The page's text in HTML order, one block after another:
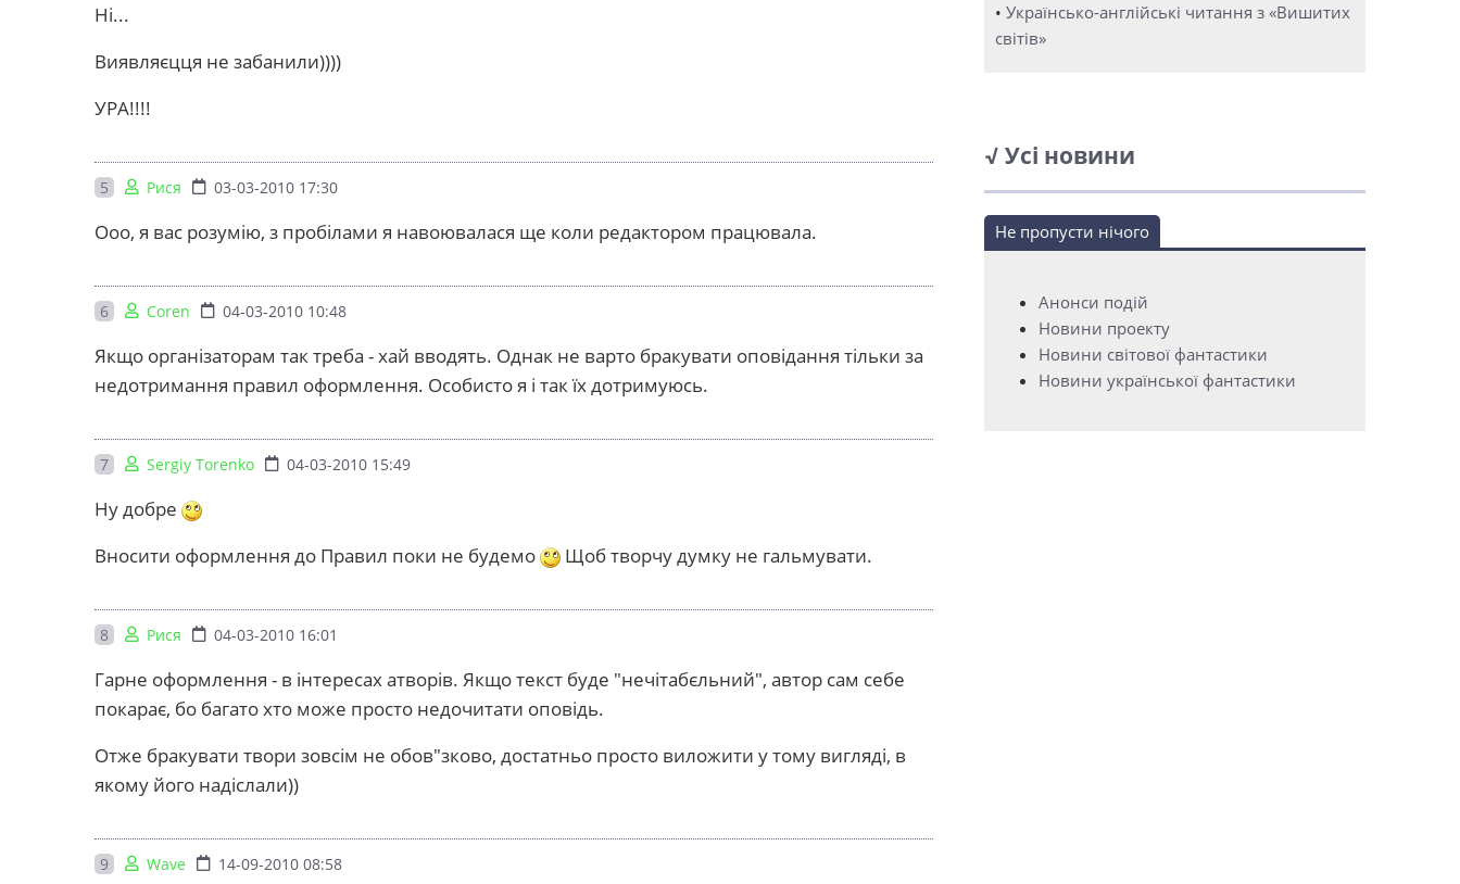
Ні...
Виявляєцця не забанили))))
УРА!!!!
5 Рися 03-03-2010 17:30
Ооо, я вас розумію, з пробілами я навоювалася ще коли редактором працювала.
6 Coren 04-03-2010 10:48
Якщо організаторам так треба - хай вводять. Однак не варто бракувати оповідання тільки за
недотримання правил оформлення. Особисто я і так їх дотримуюсь.
7 Sergiy Torenko 04-03-2010 15:49
Ну добре
Вносити оформлення до Правил поки не будемо
Щоб творчу думку не гальмувати.
8 Рися 04-03-2010 16:01
Гарне оформлення - в інтересах атворів. Якщо текст буде "нечітабєльний", автор сам себе
покарає, бо багато хто може просто недочитати оповідь.
Отже бракувати твори зовсім не обов"зково, достатньо просто виложити у тому вигляді, в
якому його надіслали))
9 Wave 14-09-2010 08:58
• Українсько-англійські читання з «Вишитих
світів»
√ Усі новини
Не пропусти нічого
Анонси подій
Новини проекту
Новини світової фантастики
Новини української фантастики